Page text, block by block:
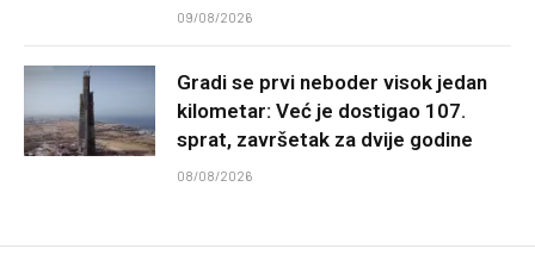
09/08/2026
Gradi se prvi neboder visok jedan
kilometar: Već je dostigao 107.
sprat, završetak za dvije godine
08/08/2026